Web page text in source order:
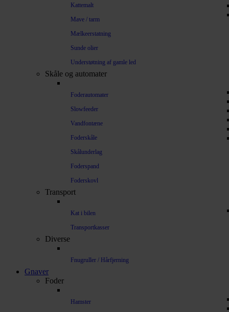
Kattemalt
Mave / tarm
Mælkeerstatning
Sunde olier
Understøtning af gamle led
Skåle og automater
Foderautomater
Slowfeeder
Vandfontæne
Foderskåle
Skålunderlag
Foderspand
Foderskovl
Transport
Kat i bilen
Transportkasser
Diverse
Fnugruller / Hårfjerning
Gnaver
Foder
Hamster